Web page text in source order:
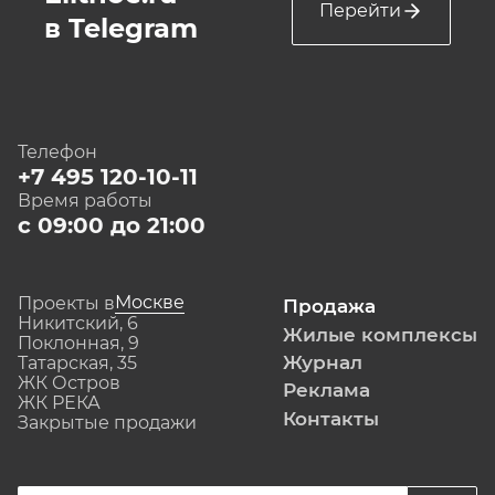
в Telegram
Перейти
Телефон
+7 495 120-10-11
Время работы
с 09:00 до 21:00
Проекты вМоскве
Никитский, 6
Поклонная, 9
Татарская, 35
ЖК Остров
ЖК РЕКА
Закрытые продажи
Продажа
Жилые комплексы
Журнал
Реклама
Контакты